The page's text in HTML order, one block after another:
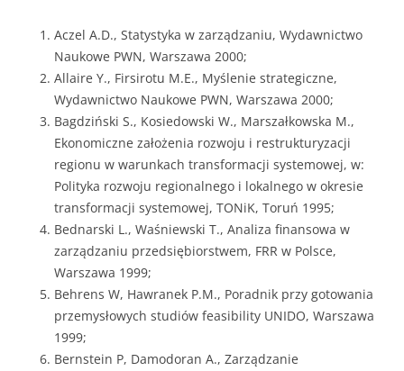
Aczel A.D., Statystyka w zarządzaniu, Wydawnictwo
Naukowe PWN, Warszawa 2000;
Allaire Y., Firsirotu M.E., Myślenie strategiczne,
Wydawnictwo Naukowe PWN, Warszawa 2000;
Bagdziński S., Kosiedowski W., Marszałkowska M.,
Ekonomiczne założenia rozwoju i restrukturyzacji
regionu w warunkach transformacji systemowej, w:
Polityka rozwoju regionalnego i lokalnego w okresie
transformacji systemowej, TONiK, Toruń 1995;
Bednarski L., Waśniewski T., Analiza finansowa w
zarządzaniu przedsiębiorstwem, FRR w Polsce,
Warszawa 1999;
Behrens W, Hawranek P.M., Poradnik przy gotowania
przemysłowych studiów feasibility UNIDO, Warszawa
1999;
Bernstein P, Damodoran A., Zarządzanie